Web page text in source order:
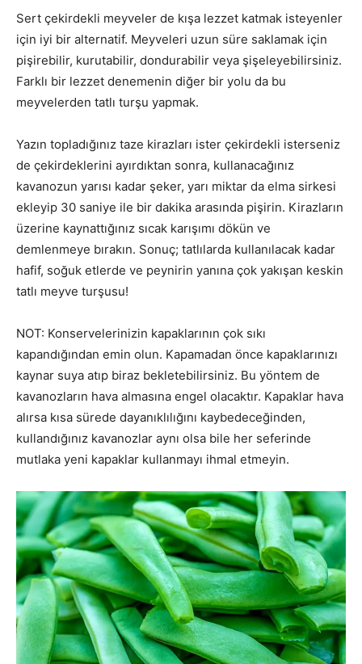
Sert çekirdekli meyveler de kışa lezzet katmak isteyenler
için iyi bir alternatif. Meyveleri uzun süre saklamak için
pişirebilir, kurutabilir, dondurabilir veya şişeleyebilirsiniz.
Farklı bir lezzet denemenin diğer bir yolu da bu
meyvelerden tatlı turşu yapmak.
Yazın topladığınız taze kirazları ister çekirdekli isterseniz
de çekirdeklerini ayırdıktan sonra, kullanacağınız
kavanozun yarısı kadar şeker, yarı miktar da elma sirkesi
ekleyip 30 saniye ile bir dakika arasında pişirin. Kirazların
üzerine kaynattığınız sıcak karışımı dökün ve
demlenmeye bırakın. Sonuç; tatlılarda kullanılacak kadar
hafif, soğuk etlerde ve peynirin yanına çok yakışan keskin
tatlı meyve turşusu!
NOT: Konservelerinizin kapaklarının çok sıkı
kapandığından emin olun. Kapamadan önce kapaklarınızı
kaynar suya atıp biraz bekletebilirsiniz. Bu yöntem de
kavanozların hava almasına engel olacaktır. Kapaklar hava
alırsa kısa sürede dayanıklılığını kaybedeceğinden,
kullandığınız kavanozlar aynı olsa bile her seferinde
mutlaka yeni kapaklar kullanmayı ihmal etmeyin.